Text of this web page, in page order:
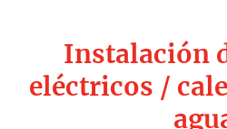
Instalación
eléctricos /